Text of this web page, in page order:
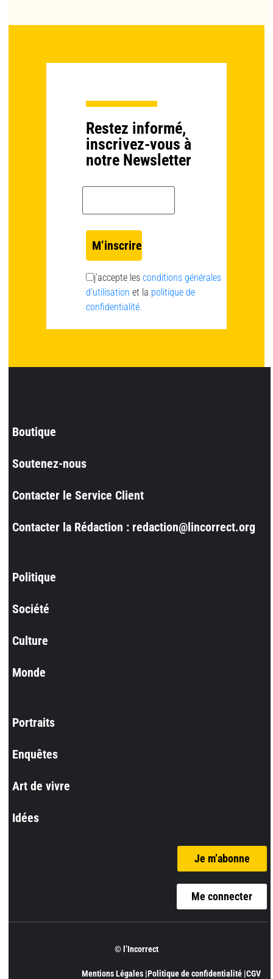
Restez informé,
inscrivez-vous à
notre Newsletter
j’accepte les conditions générales
d’utilisation et la politique de
confidentialité.
Boutique
Soutenez-nous
Contacter le Service Client
Contacter la Rédaction : redaction@lincorrect.org
Politique
Société
Culture
Monde
Portraits
Enquêtes
Art de vivre
Idées
Je m’abonne
Me connecter
© l’Incorrect
Mentions Légales |Politique de confidentialité |CGV